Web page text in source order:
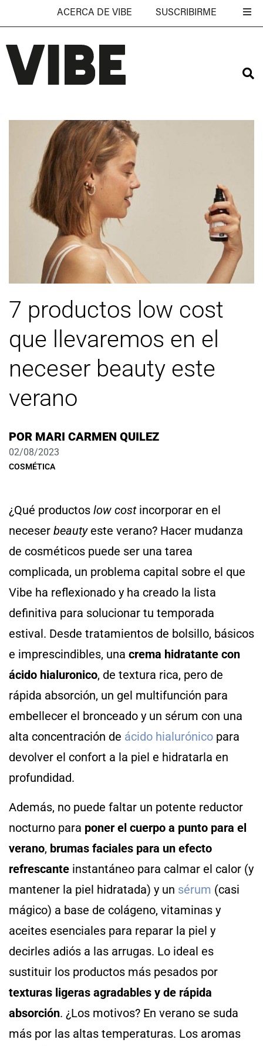
ACERCA DE VIBE SUSCRIBIRME
7 productos low cost
que llevaremos en el
neceser beauty este
verano
POR MARI CARMEN QUILEZ
02/08/2023
COSMÉTICA
¿Qué productos low costincorporar en el
neceser beautyeste verano? Hacer mudanza
de cosméticos puede ser una tarea
complicada, un problema capital sobre el que
Vibe ha reflexionado y ha creado la lista
definitiva para solucionar tu temporada
estival. Desde tratamientos de bolsillo, básicos
e imprescindibles, una crema hidratante con
ácido hialuronico, de textura rica, pero de
rápida absorción, un gel multifunción para
embellecer el bronceado y un sérum con una
alta concentración de ácido hialurónico para
devolver el confort a la piel e hidratarla en
profundidad.
Además, no puede faltar un potente reductor
nocturno para poner el cuerpo a punto para el
verano, brumas faciales para un efecto
refrescante instantáneo para calmar el calor (y
mantener la piel hidratada) y un sérum (casi
mágico) a base de colágeno, vitaminas y
aceites esenciales para reparar la piel y
decirles adiós a las arrugas. Lo ideal es
sustituir los productos más pesados por
texturas ligeras agradables y de rápida
absorción. ¿Los motivos? En verano se suda
más por las altas temperaturas. Los aromas